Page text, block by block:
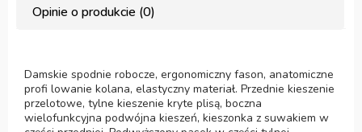
Opinie o produkcie (0)
Damskie spodnie robocze, ergonomiczny fason, anatomiczne
profi lowanie kolana, elastyczny materiał. Przednie kieszenie
przelotowe, tylne kieszenie kryte plisą, boczna
wielofunkcyjna podwójna kieszeń, kieszonka z suwakiem w